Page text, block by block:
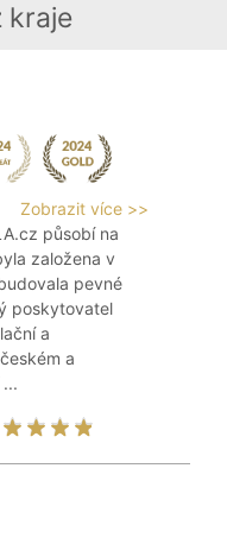
kraje
Zobrazit více >>
působí na
založena v
pevné
poskytovatel
a
a